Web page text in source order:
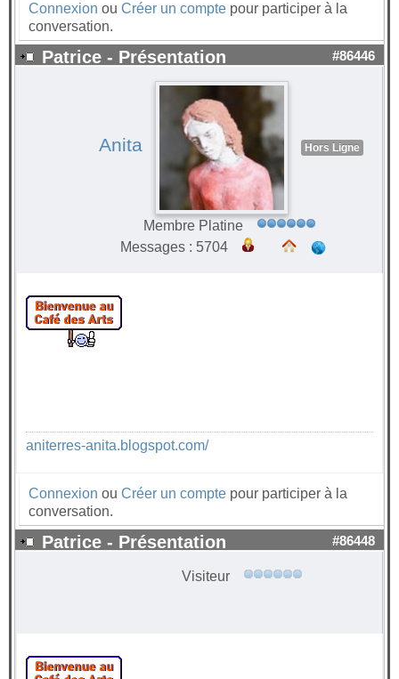
Connexion ou Créer un compte pour participer à la
conversation.
Patrice - Présentation #86446
Anita Hors Ligne
Membre Platine
Messages : 5704
aniterres-anita.blogspot.com/
Connexion ou Créer un compte pour participer à la
conversation.
Patrice - Présentation #86448
Visiteur